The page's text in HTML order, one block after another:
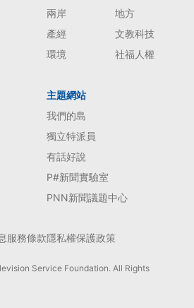
兩岸
地方
產經
文教科技
環境
社福人權
主題網站
我們的島
獨立特派員
有話好說
P#新聞實驗室
PNN新聞議題中心
服務條款隱私權保護政策
Service Foundation. All Rights